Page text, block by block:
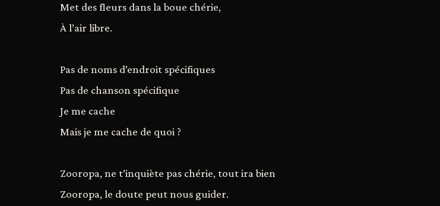
Met des fleurs dans la boue chérie,
À l’air libre.
Pas de noms d’endroit spécifiques
Pas de chanson spécifique
Je me cache
Mais je me cache de quoi ?
Zooropa, ne t’inquiète pas chérie, tout ira bien
Zooropa, le doute peut nous guider.